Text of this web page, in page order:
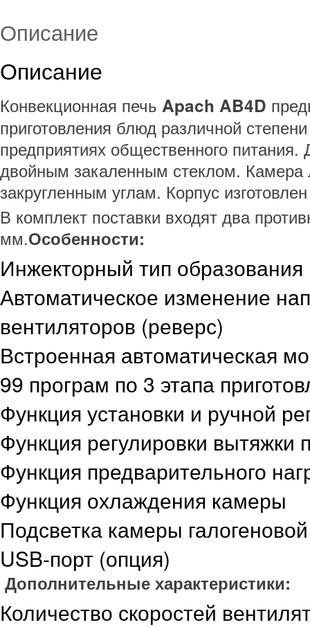
Описание
Описание
Конвекционная печь Apach AB4D
приготовления блюд различной
предприятиях общественного
двойным закаленным стеклом. Камера
закругленным углам. Корпус
В комплект поставки входят два
мм.Особенности:
Инжекторный тип образования
Автоматическое изменение
вентиляторов (реверс)
Встроенная автоматическая
99 програм по 3 этапа
Функция установки и ручной
Функция регулировки вытяжки
Функция предварительного
Функция охлаждения камеры
Подсветка камеры
USB-порт (опция)
Дополнительные характеристики:
Количество скоростей